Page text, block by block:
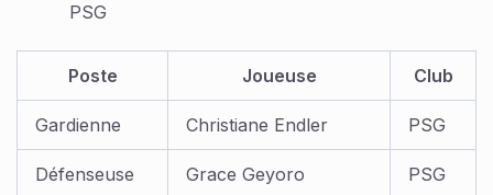
PSG
Poste Joueuse Club
Gardienne Christiane Endler PSG
Défenseuse Grace Geyoro PSG